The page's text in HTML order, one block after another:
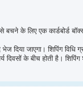
से बचने के लिए एक कार्डबोर्ड
दिया जाएगा। शिपिंग विधि
दिवसों के बीच होती है।